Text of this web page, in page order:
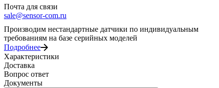
Почта для связи
sale@sensor-com.ru
Производим нестандартные датчики по индивидуальным
требованиям на базе серийных моделей
Подробнее
Характеристики
Доставка
Вопрос ответ
Документы